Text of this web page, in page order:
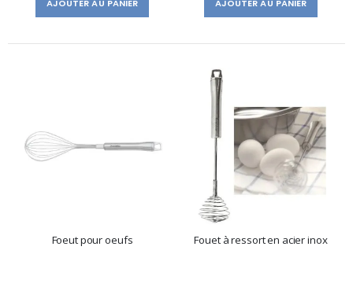
AJOUTER AU PANIER AJOUTER AU PANIER
Foeut pour oeufs Fouet à ressort en acier inox